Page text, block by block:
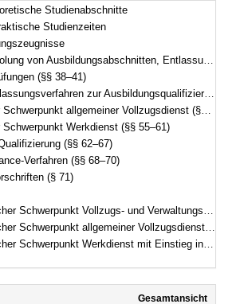
Studienabschnitte
Studienzeiten
Ausbildungsabschnitten, Entlassung aus dem Vorbereitungsdienst
(§§ 38–41)
zur Ausbildungsqualifizierung (§§ 42–46)
allgemeiner Vollzugsdienst (§§ 47–54)
Werkdienst (§§ 55–61)
(§§ 62–67)
Verfahren (§§ 68–70)
(§ 71)
Vollzugs- und Verwaltungsdienst mit Einstieg in der zweiten Qualifikationsebene
allgemeiner Vollzugsdienst mit Einstieg in der zweiten Qualifikationsebene
Werkdienst mit Einstieg in der zweiten Qualifikationsebene
Gesamtansicht